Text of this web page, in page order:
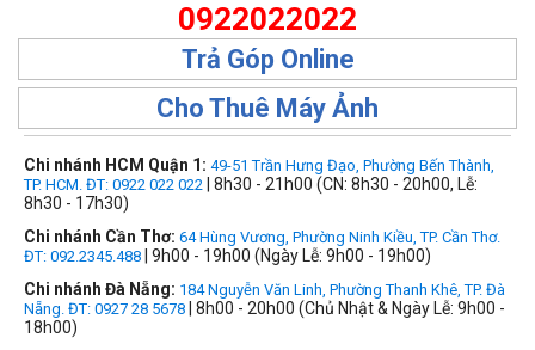
0922022022
Trả Góp Online
Cho Thuê Máy Ảnh
Chi nhánh HCM Quận 1: 49-51 Trần Hưng Đạo, Phường Bến Thành,
TP. HCM. ĐT: 0922 022 022 | 8h30 - 21h00 (CN: 8h30 - 20h00, Lễ:
8h30 - 17h30)
Chi nhánh Cần Thơ: 64 Hùng Vương, Phường Ninh Kiều, TP. Cần Thơ.
ĐT: 092.2345.488 | 9h00 - 19h00 (Ngày Lễ: 9h00 - 19h00)
Chi nhánh Đà Nẵng: 184 Nguyễn Văn Linh, Phường Thanh Khê, TP. Đà
Nẵng. ĐT: 0927 28 5678 | 8h00 - 20h00 (Chủ Nhật & Ngày Lễ: 9h00 -
18h00)